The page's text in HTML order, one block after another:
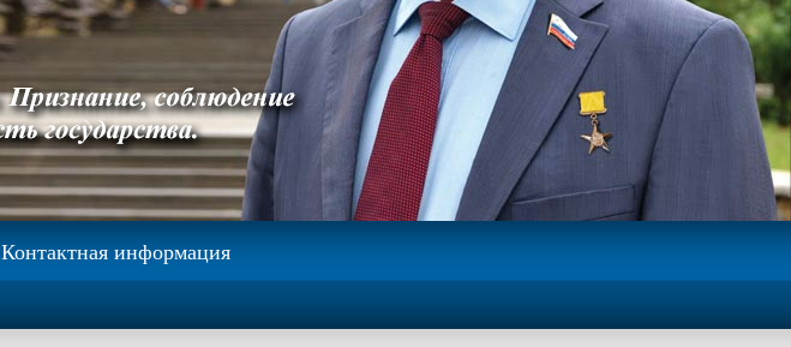
Контактная информация